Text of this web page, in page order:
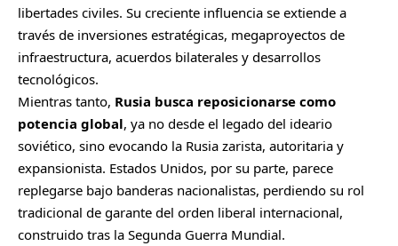
libertades civiles. Su creciente influencia se extiende a
través de inversiones estratégicas, megaproyectos de
infraestructura, acuerdos bilaterales y desarrollos
tecnológicos.
Mientras tanto, Rusia busca reposicionarse como
potencia global, ya no desde el legado del ideario
soviético, sino evocando la Rusia zarista, autoritaria y
expansionista. Estados Unidos, por su parte, parece
replegarse bajo banderas nacionalistas, perdiendo su rol
tradicional de garante del orden liberal internacional,
construido tras la Segunda Guerra Mundial.